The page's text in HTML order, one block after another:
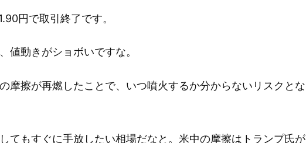
円で取引終了です。
値動きがショボいですな。
摩擦が再燃したことで、いつ噴火するか分からないリスクとな
てもすぐに手放したい相場だなと。米中の摩擦はトランプ氏が